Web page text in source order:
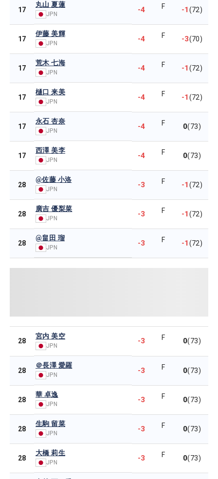
17
丸山 夏蓮
JPN -4 F -1(72)
17
伊藤 美輝
JPN -4 F -3(70)
17
荒木 七海
JPN -4 F -1(72)
17
樋口 来美
JPN -4 F -1(72)
17
永石 杏奈
JPN -4 F 0(73)
17
西澤 美李
JPN -4 F 0(73)
28
@佐藤 小洛
JPN -3 F -1(72)
28
廣吉 優梨菜
JPN -3 F -1(72)
28
@畠田 瑠
JPN -3 F -1(72)
28
宮内 美空
JPN
-3 F 0(73)
28
＠長澤 愛羅
JPN -3 F 0(73)
28
華 卓逸
JPN -3 F 0(73)
28
生駒 留菜
JPN -3 F 0(73)
28
大橋 莉生
JPN -3 F 0(73)